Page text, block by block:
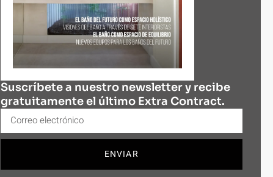
Suscríbete a nuestro newsletter y recibe
gratuitamente el último Extra Contract.
ENVIAR